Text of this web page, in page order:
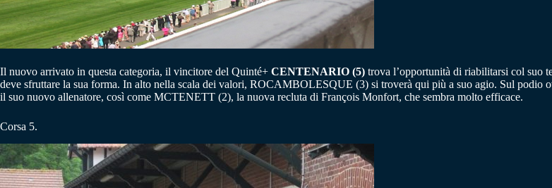
Il nuovo arrivato in questa categoria, il vincitore del Quinté+ CENTENARIO (5) trova l’opportunità di riabilitarsi col suo
deve sfruttare la sua forma. In alto nella scala dei valori, ROCAMBOLESQUE (3) si troverà qui più a suo agio. Sul
il suo nuovo allenatore, così come MCTENETT (2), la nuova recluta di François Monfort, che sembra molto efficace.
Corsa 5.